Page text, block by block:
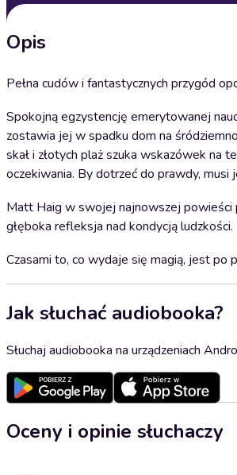
Opis
Pełna cudów i fantastycznych przygód
Spokojną egzystencję emerytowanej
zostawia jej w spadku dom na
skał i złotych plaż szuka wskazówek na
oczekiwania. By dotrzeć do prawdy, musi
Matt Haig w swojej najnowszej powieści
głęboka refleksja nad kondycją ludzkości.
Czasami to, co wydaje się magią, jest po
Jak słuchać audiobooka?
Słuchaj audiobooka na urządzeniach
Oceny i opinie słuchaczy